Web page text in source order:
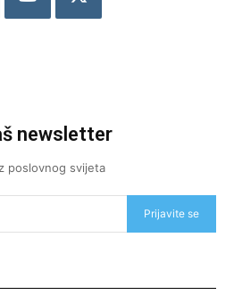
newsletter
poslovnog svijeta
Prijavite se